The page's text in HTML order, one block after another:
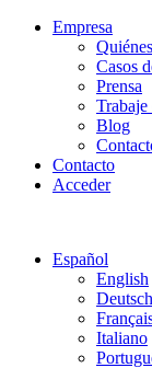
Empresa
Casos
Prensa
Trabaje
Blog
Contacto
Acceder
Español
English
Deutsch
Italiano